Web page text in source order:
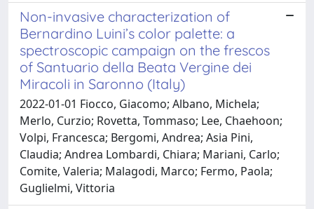
Non-invasive characterization of
Bernardino Luini’s color palette: a
spectroscopic campaign on the frescos
of Santuario della Beata Vergine dei
Miracoli in Saronno (Italy)
2022-01-01 Fiocco, Giacomo; Albano, Michela;
Merlo, Curzio; Rovetta, Tommaso; Lee, Chaehoon;
Volpi, Francesca; Bergomi, Andrea; Asia Pini,
Claudia; Andrea Lombardi, Chiara; Mariani, Carlo;
Comite, Valeria; Malagodi, Marco; Fermo, Paola;
Guglielmi, Vittoria